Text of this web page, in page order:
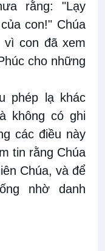
rằng: "Lạy
con!" Chúa
vì con đã xem
cho những
phép lạ khác
không có ghi
các điều này
tin rằng Chúa
Chúa, và để
nhờ danh